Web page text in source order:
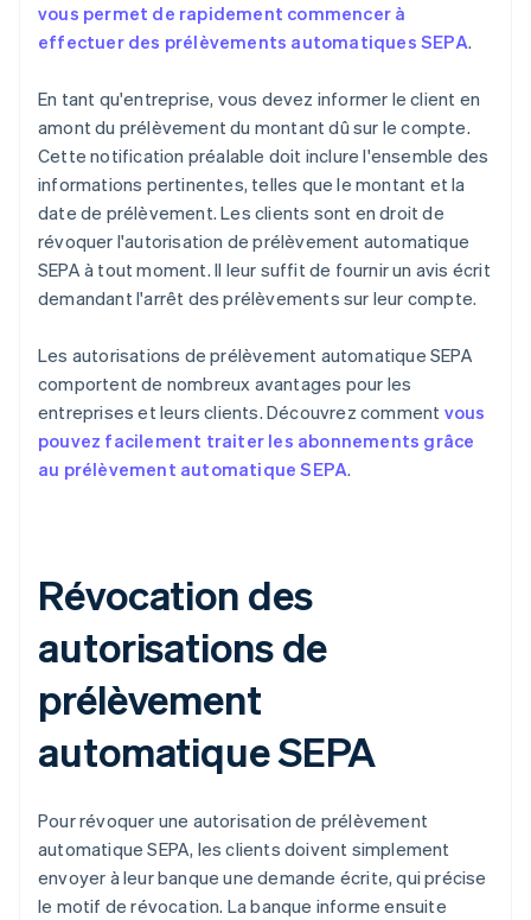
vous permet de rapidement commencer à
effectuer des prélèvements automatiques SEPA.
En tant qu'entreprise, vous devez informer le client en
amont du prélèvement du montant dû sur le compte.
Cette notification préalable doit inclure l'ensemble des
informations pertinentes, telles que le montant et la
date de prélèvement. Les clients sont en droit de
révoquer l'autorisation de prélèvement automatique
SEPA à tout moment. Il leur suffit de fournir un avis écrit
demandant l'arrêt des prélèvements sur leur compte.
Les autorisations de prélèvement automatique SEPA
comportent de nombreux avantages pour les
entreprises et leurs clients. Découvrez comment vous
pouvez facilement traiter les abonnements grâce
au prélèvement automatique SEPA.
Révocation des
autorisations de
prélèvement
automatique SEPA
Pour révoquer une autorisation de prélèvement
automatique SEPA, les clients doivent simplement
envoyer à leur banque une demande écrite, qui précise
le motif de révocation. La banque informe ensuite